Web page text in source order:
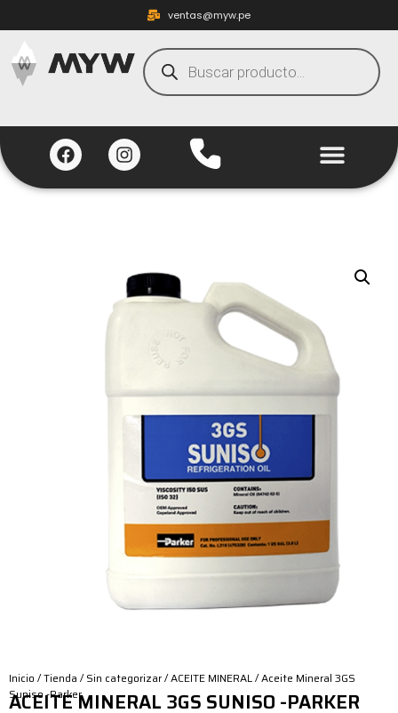
ventas@myw.pe
Inicio /Tienda /Sin categorizar/ACEITE MINERAL/ Aceite Mineral 3GS
Suniso -Parker
ACEITE MINERAL 3GS SUNISO -PARKER